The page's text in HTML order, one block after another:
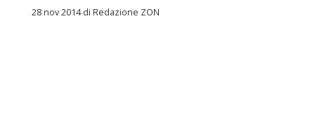
28 nov 2014 di Redazione ZON